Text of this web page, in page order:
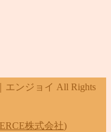
エンジョイ All Rights
株式会社)